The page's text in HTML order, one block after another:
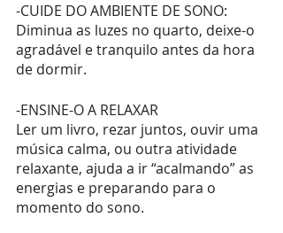
-CUIDE DO AMBIENTE DE SONO:
Diminua as luzes no quarto, deixe-o
agradável e tranquilo antes da hora
de dormir.
-ENSINE-O A RELAXAR
Ler um livro, rezar juntos, ouvir uma
música calma, ou outra atividade
relaxante, ajuda a ir “acalmando” as
energias e preparando para o
momento do sono.